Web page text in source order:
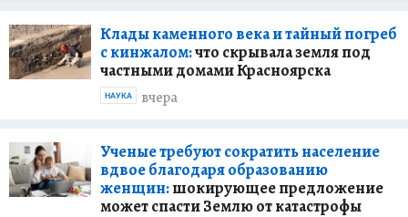
Клады каменного века и тайный погреб
с кинжалом:что скрывала земля под
частными домами Красноярска
вчера
НАУКА
Ученые требуют сократить население
вдвое благодаря образованию
женщин:шокирующее предложение
может спасти Землю от катастрофы